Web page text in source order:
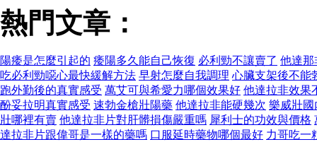
熱門文章：
陽痿是怎麼引起的 痿陽多久能自己恢復 必利勁不讓賣了 他達那
吃必利勁噁心最快緩解方法 早射怎麼自我調理 心臟支架後不能
跑外勤後的真實感受 萬艾可與希愛力哪個效果好 他達拉非效果
酚妥拉明真實感受 速勃金槍壯陽藥 他達拉非能硬幾次 樂威壯國
壯哪裡有賣 他達拉非片對肝髒損傷嚴重嗎 犀利士的功效與價格
達拉非片跟偉哥是一樣的藥嗎 口服延時藥物哪個最好 力哥吃一